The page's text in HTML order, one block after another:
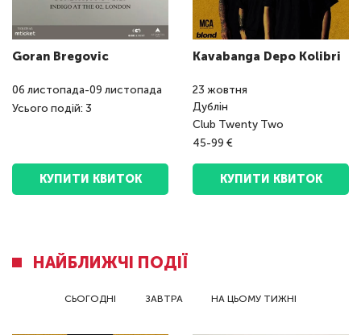
Goran Bregovic
06 листопада-09 листопада
Усього подій: 3
КУПИТИ КВИТОК
Kavabanga Depo Kolibri
23 жовтня
Дублін
Club Twenty Two
45-99 €
КУПИТИ КВИТОК
НАЙБЛИЖЧІ ПОДІЇ
СЬОГОДНІ ЗАВТРА НА ЦЬОМУ ТИЖНІ